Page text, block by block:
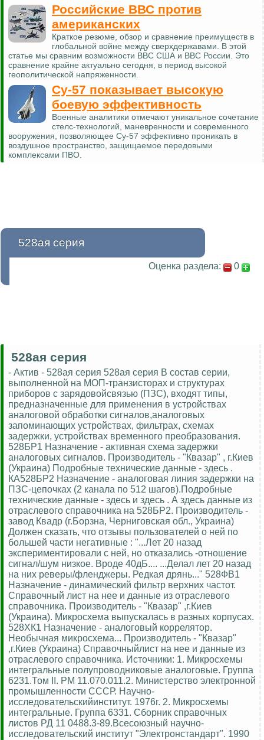
Российские ВВС против
американских
Краткое резюме, обзор и сравнение преимуществ в
глобальной войне между сверхдержавами. В этой
статье мы сравним возможности ВВС США и ВВС России. Это
сравнение крайне актуально сегодня, в период высокой
геополитической напряженности.
Су-57 показывает высокую
боевую эффективность
Военные аналитики отмечают уникальное сочетание
стелс-технологий, маневренности и современного
вооружения, позволяющее Су-57 эффективно проникать в
воздушное пространство, защищаемое передовыми
комплексами ПВО.
528ая серия
Оценка раздела: 0
528ая серия
- Актив - 528ая серия 528ая серия В состав серии,
выполненной на МОП-транзисторах и структурах
приборов с зарядовойсвязью (ПЗС), входят типы,
предназначенные для применения в устройствах
аналоговой обработки сигналов,аналоговых
запоминающих устройствах, фильтрах, схемах
задержки, устройствах временного преобразования.
528БР1 Назначение - активная схема задержки
аналоговых сигналов. Производитель - "Квазар" , г.Киев
(Украина) Подробные технические данные - здесь .
КА528БР2 Назначение - аналоговая линия задержки на
ПЗС-цепочках (2 канала по 512 шагов).Подробные
технические данные - здесь и здесь . А здесь данные из
отраслевого справочника на 528БР2. Производитель -
завод Квадр (г.Борзна, Черниговская обл., Украина)
Должен сказать, что отзывы пользователей о ней по
большей части негативные : "...Лет 20 назад
экспериментировали с ней, но отказались -отношение
сигнал/шум низкое. Вроде 40дБ.... ...Делал лет 20 назад
на них реверы/фленджеры. Редкая дрянь..." 528ФВ1
Назначение - динамический фильтр верхних частот.
Справочный лист на нее и данные из отраслевого
справочника. Производитель - "Квазар" ,г.Киев
(Украина). Микросхема выпускалась в разных корпусах.
528ХК1 Назначение - аналоговый коррелятор.
Необычная микросхема... Производитель - "Квазар"
,г.Киев (Украина) Справочныйлист на нее и данные из
отраслевого справочника. Источники: 1. Микросхемы
интегральные полупроводниковые аналоговые. Группа
6231.Том II. РМ 11.070.011.2. Министерство электронной
промышленности СССР. Научно-
исследовательскийинститут. 1976г. 2. Микросхемы
интегральные. Группа 6331. Сборник справочных
листов РД 11 0488.3-89.Всесоюзный научно-
исследовательский институт "Электронстандарт". 1990